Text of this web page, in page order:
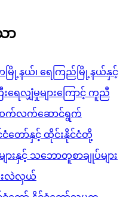
ာ
မြို့နယ်၊ ရေကြည်မြို့နယ်နှင့်
ေလျှံမှုများကြောင့် ကူညီ
ဆက်လက်ဆောင်ရွက်
ငံတော်နှင့် ထိုင်းနိုင်ငံတို့
ားနှင့် သဘောတူစာချုပ်များ
းလဲလှယ်